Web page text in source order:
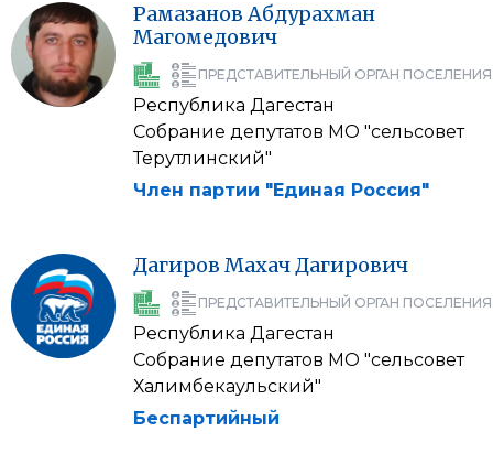
Рамазанов Абдурахман
Магомедович
ПРЕДСТАВИТЕЛЬНЫЙ ОРГАН ПОСЕЛЕНИЯ
Республика Дагестан
Собрание депутатов МО "сельсовет
Терутлинский"
Член партии "Единая Россия"
Дагиров МахачДагирович
ПРЕДСТАВИТЕЛЬНЫЙ ОРГАН ПОСЕЛЕНИЯ
Республика Дагестан
Собрание депутатов МО "сельсовет
Халимбекаульский"
Беспартийный